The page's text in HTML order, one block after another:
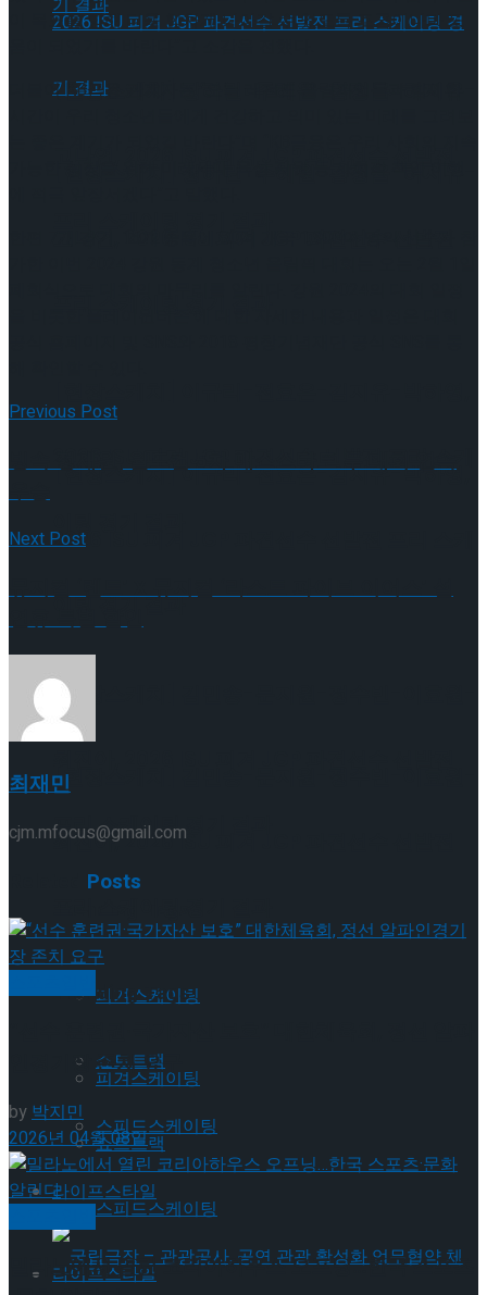
[현장스케치] 장하린-주혜원-황정율-허지유-
[현장스케치] 김민송-문지원-정수빈-이효원-
프리 스케이팅 경기 결과
피겨스케이팅
쇼트트랙
스피드스케이팅
라이프스타일
[현장스케치] 이규리-전효은-김지유-박하영,
2026 ISU 피겨 JGP 파견선수 선발전 프리 스케
이팅 경기 결과
[현장스케치] 김민송-문지원-정수빈-이효원-
최진아, 2026 ISU 피겨 JGP 파견선수 선발전
Trending Tags
피겨스케이팅
쇼트트랙
스피드스케이팅
라이프스타일
이 목표를 향해 더욱 힘차게 나아갈 수 있도록 조금이나마 도
더불어 KB금융 관계자는 “오늘 레전드 올림피언들과 함께한
Previous Post
Next Post
뮤지컬 ‘렌트’ X 뮤지컬 ‘라스트 파이브 이어스’ 설
연휴 특별 할인
최재민
cjm.mfocus@gmail.com
Posts
인경기장 존치 요구
by박지민
2026년 04월 08일
밀라노에서 열린 코리아하우스 오프닝…한국 스포츠